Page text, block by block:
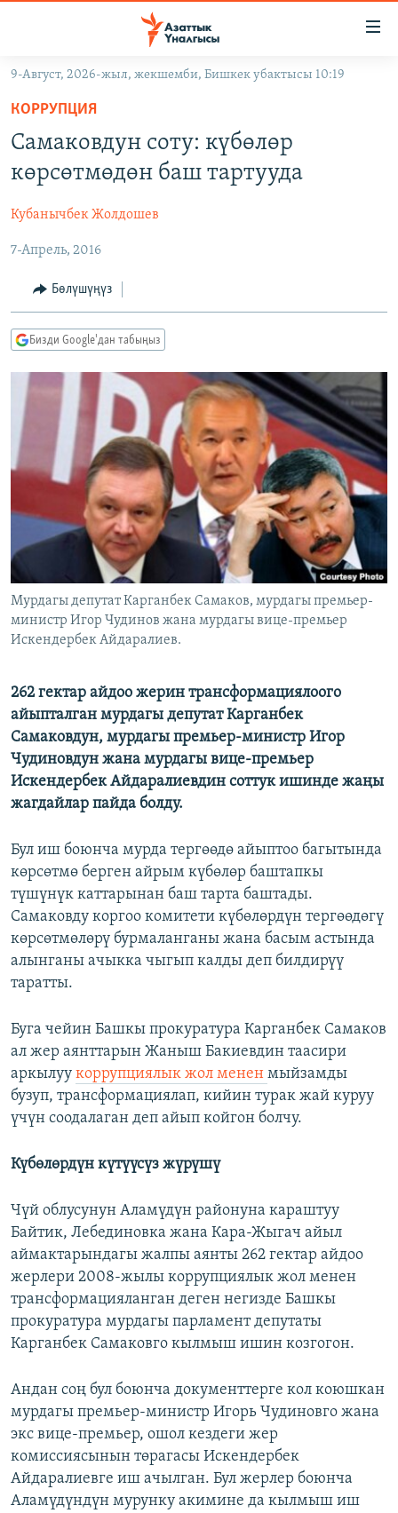
Навигацияга
өтүңүз
Издөөгө
салыңыз
ЭКОНОМИКА
МАДАНИЯТ
БОРБОР АЗИЯ
УКРАИНА
АТАЙЫН ИЛИКТӨӨ
ТВ ПРОГРАММАЛАР
БҮГҮН АЗАТТЫКТА
БИЗ ЖАНА ДҮЙНӨ
ЭЖЕ-СИҢДИЛЕР
АЗАТТЫК+
ЫҢГАЙСЫЗ СУРООЛОР
ПОДКАСТ
ӨЗГӨЧӨ ПИКИР
ОНЛАЙН ШЕРИНЕ
ЭЕ/АРнун бардык сайттары
9-Август, 2026-жыл, жекшемби, Бишкек убактысы 10:19
КОРРУПЦИЯ
Самаковдун соту: күбөлөр
көрсөтмөдөн баш тартууда
Кубанычбек Жолдошев
7-Апрель, 2016
Бөлүшүңүз
Бизди Google'дан табыңыз
Мурдагы депутат Карганбек Самаков, мурдагы премьер-
министр Игор Чудинов жана мурдагы вице-премьер
Искендербек Айдаралиев.
262 гектар айдоо жерин трансформациялоого
айыпталган мурдагы депутат Карганбек
Самаковдун, мурдагы премьер-министр Игор
Чудиновдун жана мурдагы вице-премьер
Искендербек Айдаралиевдин соттук ишинде жаңы
жагдайлар пайда болду.
Бул иш боюнча мурда тергөөдө айыптоо багытында
көрсөтмө берген айрым күбөлөр баштапкы
түшүнүк каттарынан баш тарта баштады.
Самаковду коргоо комитети күбөлөрдүн тергөөдөгү
көрсөтмөлөрү бурмаланганы жана басым астында
алынганы ачыкка чыгып калды деп билдирүү
таратты.
Буга чейин Башкы прокуратура Карганбек Самаков
ал жер аянттарын Жаныш Бакиевдин таасири
аркылуу коррупциялык жол менен мыйзамды
бузуп, трансформациялап, кийин турак жай куруу
үчүн соодалаган деп айып койгон болчу.
Күбөлөрдүн күтүүсүз жүрүшү
Чүй облусунун Аламүдүн районуна караштуу
Байтик, Лебединовка жана Кара-Жыгач айыл
аймактарындагы жалпы аянты 262 гектар айдоо
жерлери 2008-жылы коррупциялык жол менен
трансформацияланган деген негизде Башкы
прокуратура мурдагы парламент депутаты
Карганбек Самаковго кылмыш ишин козгогон.
Андан соң бул боюнча документтерге кол коюшкан
мурдагы премьер-министр Игорь Чудиновго жана
экс вице-премьер, ошол кездеги жер
комиссиясынын төрагасы Искендербек
Айдаралиевге иш ачылган. Бул жерлер боюнча
Аламүдүндүн мурунку акимине да кылмыш иш